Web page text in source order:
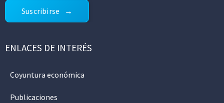
Suscribirse
ENLACES DE INTERÉS
Coyuntura económica
Publicaciones